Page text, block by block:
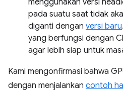
menggunakan versi
pada suatu saat tidak
diganti dengan versi baru
yang berfungsi dengan
agar lebih siap untuk
Kami mengonfirmasi bahwa
dengan menjalankan contoh